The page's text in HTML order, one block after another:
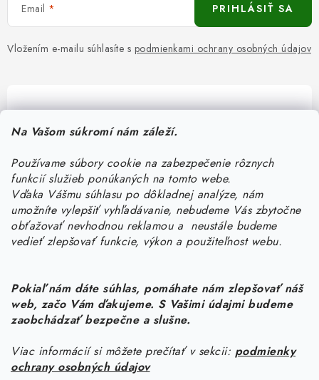
Na Vašom súkromí nám záleží.
Používame súbory cookie na zabezpečenie rôznych
funkcií služieb ponúkaných na tomto webe.
Vďaka Vášmu súhlasu po dôkladnej analýze, nám
umožníte vylepšiť vyhľadávanie, nebudeme Vás zbytočne
obťažovať nevhodnou reklamou a neustále budeme
vedieť zlepšovať funkcie, výkon a použiteľnost webu.
Pokiaľ nám dáte súhlas, pomáhate nám zlepšovať náš
web, začo Vám ďakujeme. S Vašimi údajmi budeme
zaobchádzať bezpečne a slušne.
Viac informácií si môžete prečítať v sekcii: podmienky
ochrany osobných údajov
Email
Vložením e-mailu súhlasíte s podmienkami ochrany osobných údajov
PRIHLÁSIŤ SA
Pomôžeme vám s výberom
Potrebujete s niečím poradiť? Sme tu pre vás!
objednavky@kurin.sk
0950456469
Informácie pre vás